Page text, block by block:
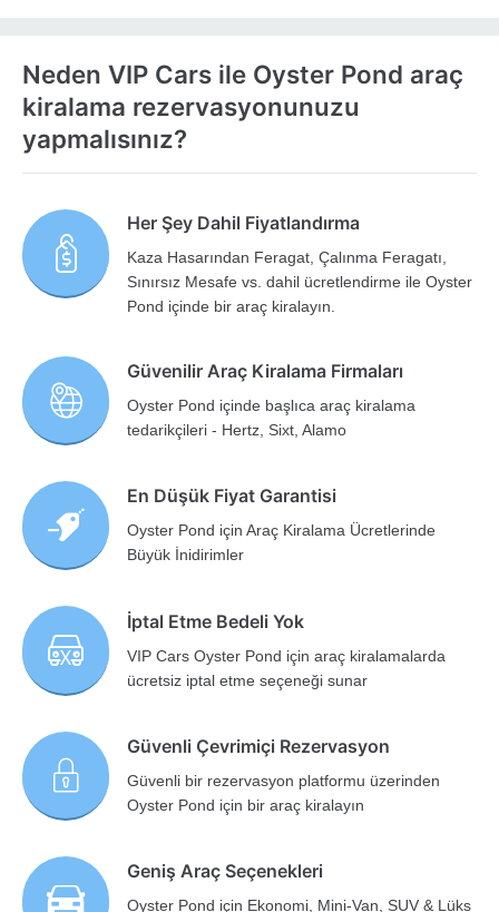
Neden VIP Cars ile Oyster Pond araç
kiralama rezervasyonunuzu
yapmalısınız?
Her Şey Dahil Fiyatlandırma
Kaza Hasarından Feragat, Çalınma Feragatı,
Sınırsız Mesafe vs. dahil ücretlendirme ile Oyster
Pond içinde bir araç kiralayın.
Güvenilir Araç Kiralama Firmaları
Oyster Pond içinde başlıca araç kiralama
tedarikçileri - Hertz, Sixt, Alamo
En Düşük Fiyat Garantisi
Oyster Pond için Araç Kiralama Ücretlerinde
Büyük İnidirimler
İptal Etme Bedeli Yok
VIP Cars Oyster Pond için araç kiralamalarda
ücretsiz iptal etme seçeneği sunar
Güvenli Çevrimiçi Rezervasyon
Güvenli bir rezervasyon platformu üzerinden
Oyster Pond için bir araç kiralayın
Geniş Araç Seçenekleri
Oyster Pond için Ekonomi, Mini-Van, SUV & Lüks